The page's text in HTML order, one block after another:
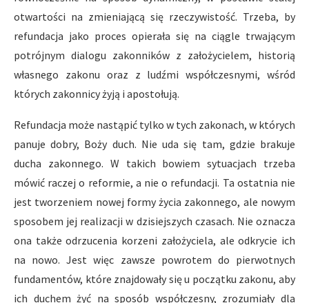
otwartości na zmieniającą się rzeczywistość. Trzeba, by
refundacja jako proces opierała się na ciągle trwającym
potrójnym dialogu zakonników z założycielem, historią
własnego zakonu oraz z ludźmi współczesnymi, wśród
których zakonnicy żyją i apostołują.
Refundacja może nastąpić tylko w tych zakonach, w których
panuje dobry, Boży duch. Nie uda się tam, gdzie brakuje
ducha zakonnego. W takich bowiem sytuacjach trzeba
mówić raczej o reformie, a nie o refundacji. Ta ostatnia nie
jest tworzeniem nowej formy życia zakonnego, ale nowym
sposobem jej realizacji w dzisiejszych czasach. Nie oznacza
ona także odrzucenia korzeni założyciela, ale odkrycie ich
na nowo. Jest więc zawsze powrotem do pierwotnych
fundamentów, które znajdowały się u początku zakonu, aby
ich duchem żyć na sposób współczesny, zrozumiały dla